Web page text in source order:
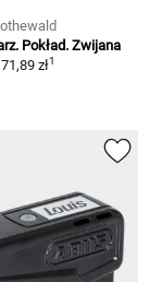
Pokład. Zwijana
zł1